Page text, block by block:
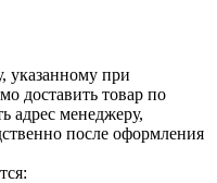
указанному при
доставить товар по
адрес менеджеру,
после оформления